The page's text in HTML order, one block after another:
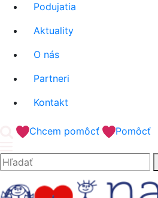
Podujatia
Aktuality
O nás
Partneri
Kontakt
'.__('Search').'Chcem pomôcť Pomôcť
Hľadať: